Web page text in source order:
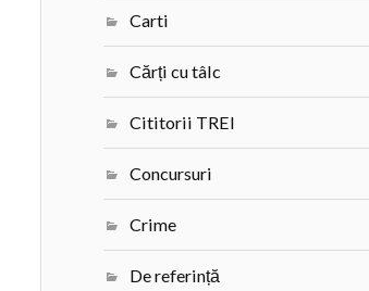
Carti
Cărți cu tâlc
Cititorii TREI
Concursuri
Crime
De referință